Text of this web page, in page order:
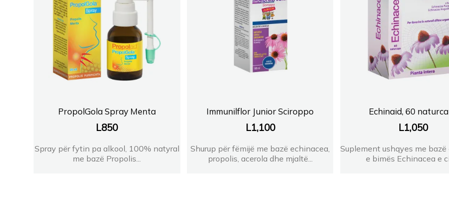
PropolGola Spray Menta
L850
Spray për fytin pa alkool, 100% natyral
me bazë Propolis...
Immunilflor Junior Sciroppo
L1,100
Shurup për fëmijë me bazë echinacea,
propolis, acerola dhe mjaltë...
Echinaid, 60
L1,050
Suplement ushqyes me
e bimës Echinacea e